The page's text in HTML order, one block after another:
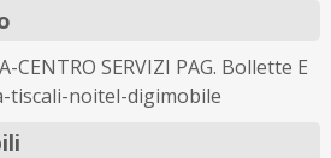
CENTRO SERVIZI PAG. Bollette E
tiscali-noitel-digimobile